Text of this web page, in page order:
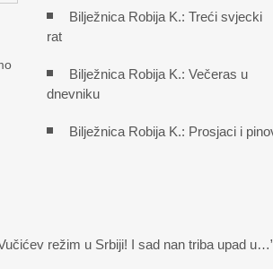
Bilježnica Robija K.: Treći svjecki
rat
Bilježnica Robija K.: Večeras u
dnevniku
Bilježnica Robija K.: Prosjaci i
režim u Srbiji! I sad nan triba upad